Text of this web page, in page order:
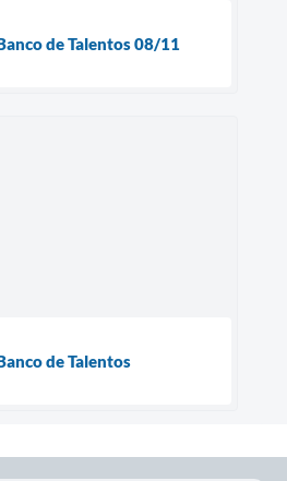
de Talentos 08/11
de Talentos